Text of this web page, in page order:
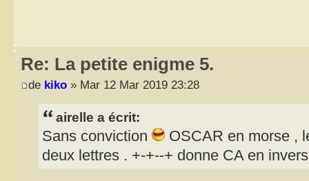
Re: La petite enigme 5.
de kiko » Mar 12 Mar 2019 23:28
airelle a écrit:
Sans conviction
OSCAR en morse ,
deux lettres . +-+--+ donne CA en